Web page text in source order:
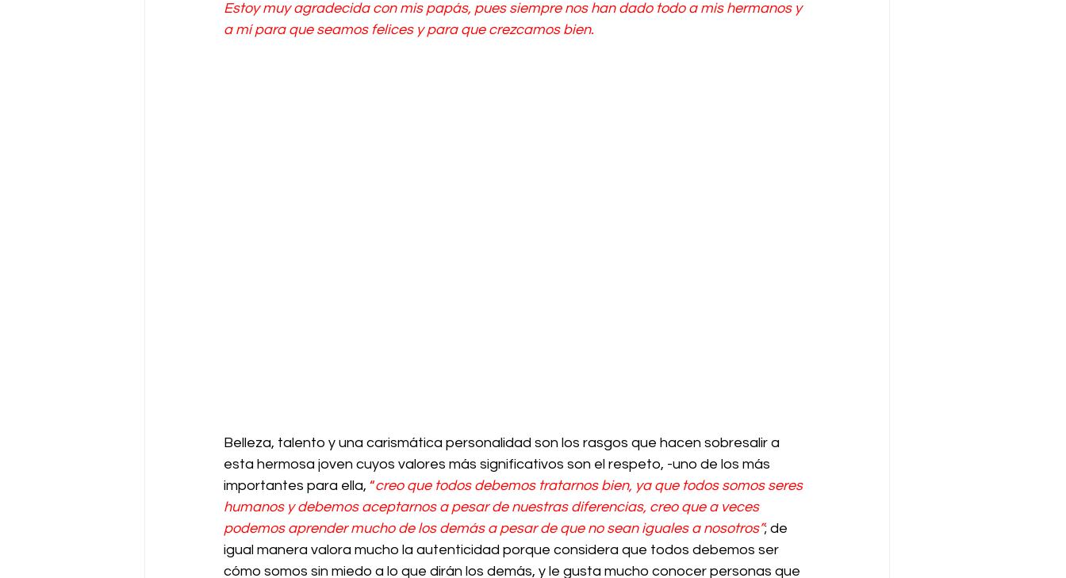
Estoy muy agradecida con mis papás, pues siempre nos han dado todo a mis hermanos y
a mí para que seamos felices y para que crezcamos bien.
Belleza, talento y una carismática personalidad son los rasgos que hacen sobresalir a
esta hermosa joven cuyos valores más significativos son el respeto, -uno de los más
importantes para ella, “creo que todos debemos tratarnos bien, ya que todos somos seres
humanos y debemos aceptarnos a pesar de nuestras diferencias, creo que a veces
podemos aprender mucho de los demás a pesar de que no sean iguales a nosotros”; de
igual manera valora mucho la autenticidad porque considera que todos debemos ser
cómo somos sin miedo a lo que dirán los demás, y le gusta mucho conocer personas que